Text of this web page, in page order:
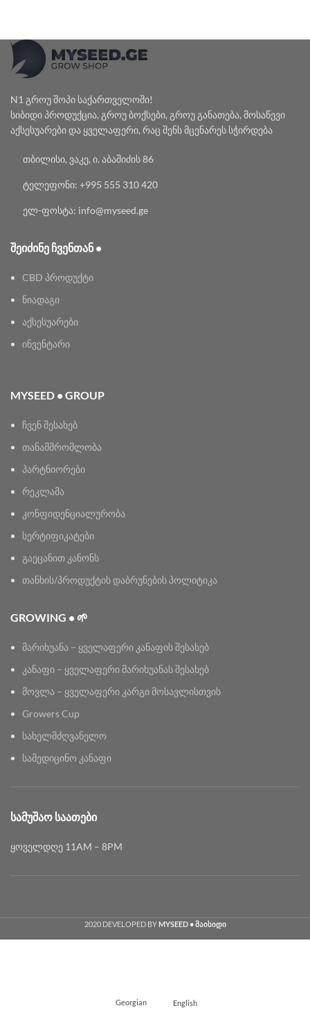
N1 გროუ შოპი საქართველოში!
სიბიდი პროდუქცია, გროუ ბოქსები, გროუ განათება, მოსაწევი
აქსესუარები და ყველაფერი, რაც შენს მცენარეს სჭირდება
თბილისი, ვაკე, ი. აბაშიძის 86
ტელეფონი: +995 555 310 420
ელ-ფოსტა: info@myseed.ge
ᲨᲔᲘᲫᲘᲜᲔ ᲩᲕᲔᲜᲗᲐᲜ •
CBD პროდუქტი
ნიადაგი
აქსესუარები
ინვენტარი
MYSEED • GROUP
ჩვენ შესახებ
თანამშრომლობა
პარტნიორები
რეკლამა
კონფიდენციალურობა
სერტიფიკატები
გაეცანით კანონს
თანხის/პროდუქტის დაბრუნების პოლიტიკა
GROWING • 🌱
მარიხუანა – ყველაფერი კანაფის შესახებ
კანაფი – ყველაფერი მარიხუანას შესახებ
მოვლა – ყველაფერი კარგი მოსავლისთვის
Growers Cup
სახელმძღვანელო
სამედიცინო კანაფი
ᲡᲐᲛᲣᲨᲐᲝ ᲡᲐᲐᲗᲔᲑᲘ
ყოველდღე 11AM – 8PM
2020 DEVELOPED BYMYSEED • მაისიდი
Georgian English